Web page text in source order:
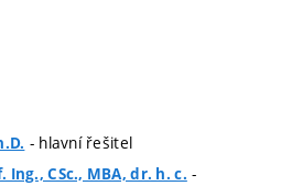
- hlavní řešitel
CSc., MBA, dr. h. c. -